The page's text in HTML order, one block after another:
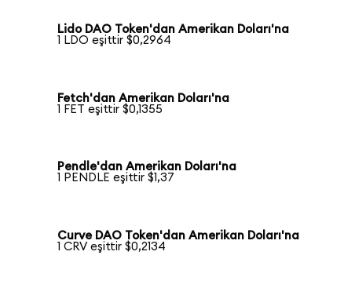
Lido DAO Token'dan Amerikan Doları'na
1 LDO eşittir $0,2964
Fetch'dan Amerikan Doları'na
1 FET eşittir $0,1355
Pendle'dan Amerikan Doları'na
1 PENDLE eşittir $1,37
Curve DAO Token'dan Amerikan Doları'na
1 CRV eşittir $0,2134